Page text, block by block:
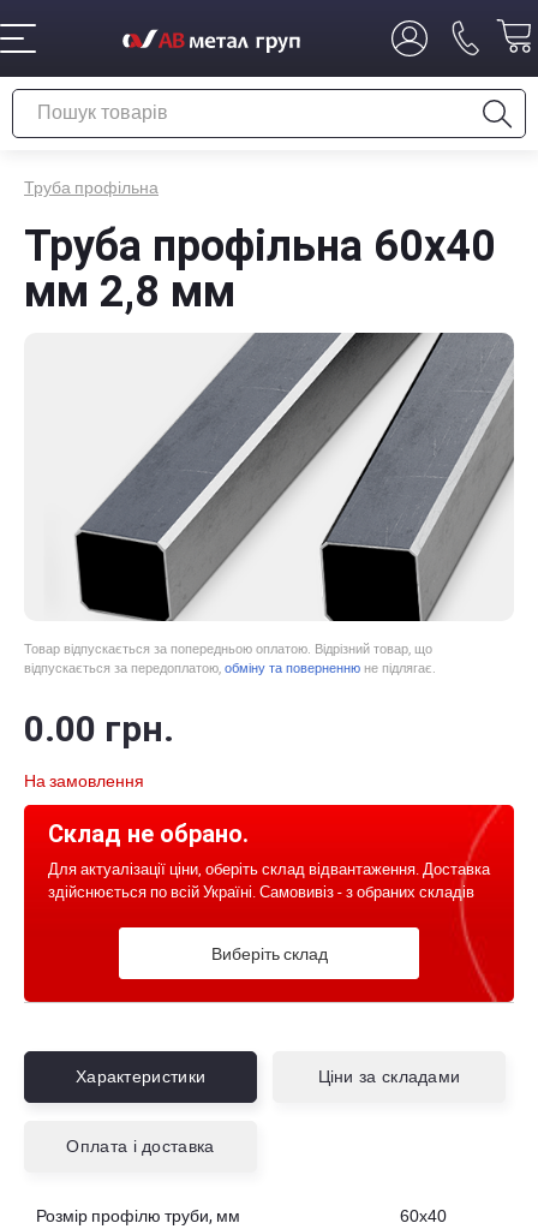
Труба профільна
Труба профільна 60х40
мм 2,8 мм
Товар відпускається за попередньою оплатою. Відрізний товар, що
відпускається за передоплатою, обміну та поверненню не підлягає.
0.00 грн.
На замовлення
Склад не обрано.
Для актуалізації ціни, оберіть склад відвантаження. Доставка
здійснюється по всій Україні. Самовивіз - з обраних складів
Виберіть склад
Характеристики Ціни за складами
Оплата і доставка
Розмір профілю труби, мм 60х40